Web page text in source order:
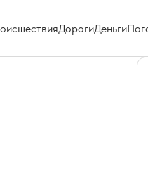
ДорогиДеньги